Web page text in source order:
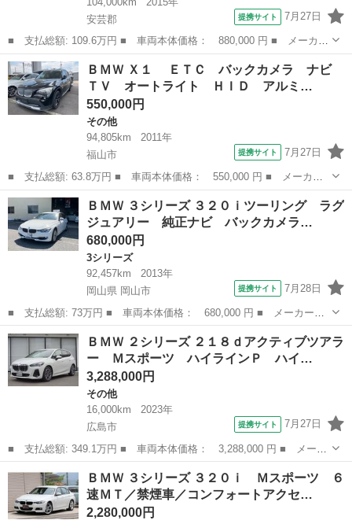
安芸郡
提携サイト 7月27日
■ 支払総額: 109.6万円 ■ 車両本体価格： 880,000 円 ■ メーカー
名： ＢＭＷ ■ 車種名： ４シリーズ ■ グレード名： ４２０ｉ
クーペ ラグジュアリー アクティブクルーズコントロール 黒革シ
ート パワ...
広島 安芸郡
ＢＭＷ Ｘ１ ＥＴＣ バックカメラ ナビ
ＴＶ オートライト ＨＩＤ アルミ…
550,000円
その他
94,805km
2011年
福山市
提携サイト 7月27日
■ 支払総額: 63.8万円 ■ 車両本体価格： 550,000 円 ■ メーカー
名： ＢＭＷ ■ 車種名： Ｘ１ ■ グレード名： ＥＴＣ バッ
クカメラ ナビ ＴＶ オートライト ＨＩＤ アルミホイール ス
マートキー ...
広島 福山市
ＢＭＷ ３シリーズ ３２０ｉツーリング ラグ
ジュアリー 純正ナビ バックカメラ…
680,000円
3シリーズ
92,457km
2013年
岡山県 岡山市
提携サイト 7月28日
■ 支払総額: 73万円 ■ 車両本体価格： 680,000 円 ■ メーカー
名： ＢＭＷ ■ 車種名： ３シリーズ ■ グレード名： ３２０ｉ
ツーリング ラグジュアリー 純正ナビ バックカメラ プッシュス
タート 純正アル...
岡山 岡山市
ＢＭＷ ２シリーズ ２１８ｄアクティブツアラ
ー Ｍスポーツ ハイラインＰ ハイ…
3,288,000円
その他
16,000km
2023年
広島市
提携サイト 7月27日
■ 支払総額: 349.1万円 ■ 車両本体価格： 3,288,000 円 ■ メーカ
ー名： ＢＭＷ ■ 車種名： ２シリーズ ■ グレード名： ２１８
ｄアクティブツアラー Ｍスポーツ ハイラインＰ ハイラインＰＫ
Ｇ モカ...
広島 広島市
ＢＭＷ ３シリーズ ３２０ｉ Ｍスポーツ ６
速ＭＴ／禁煙車／コンフォートアクセ…
2,280,000円